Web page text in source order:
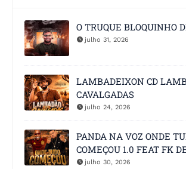
O TRUQUE BLOQUINHO
julho 31, 2026
LAMBADEIXON CD
CAVALGADAS
julho 24, 2026
PANDA NA VOZ ONDE
COMEÇOU 1.0 FEAT FK
julho 30, 2026